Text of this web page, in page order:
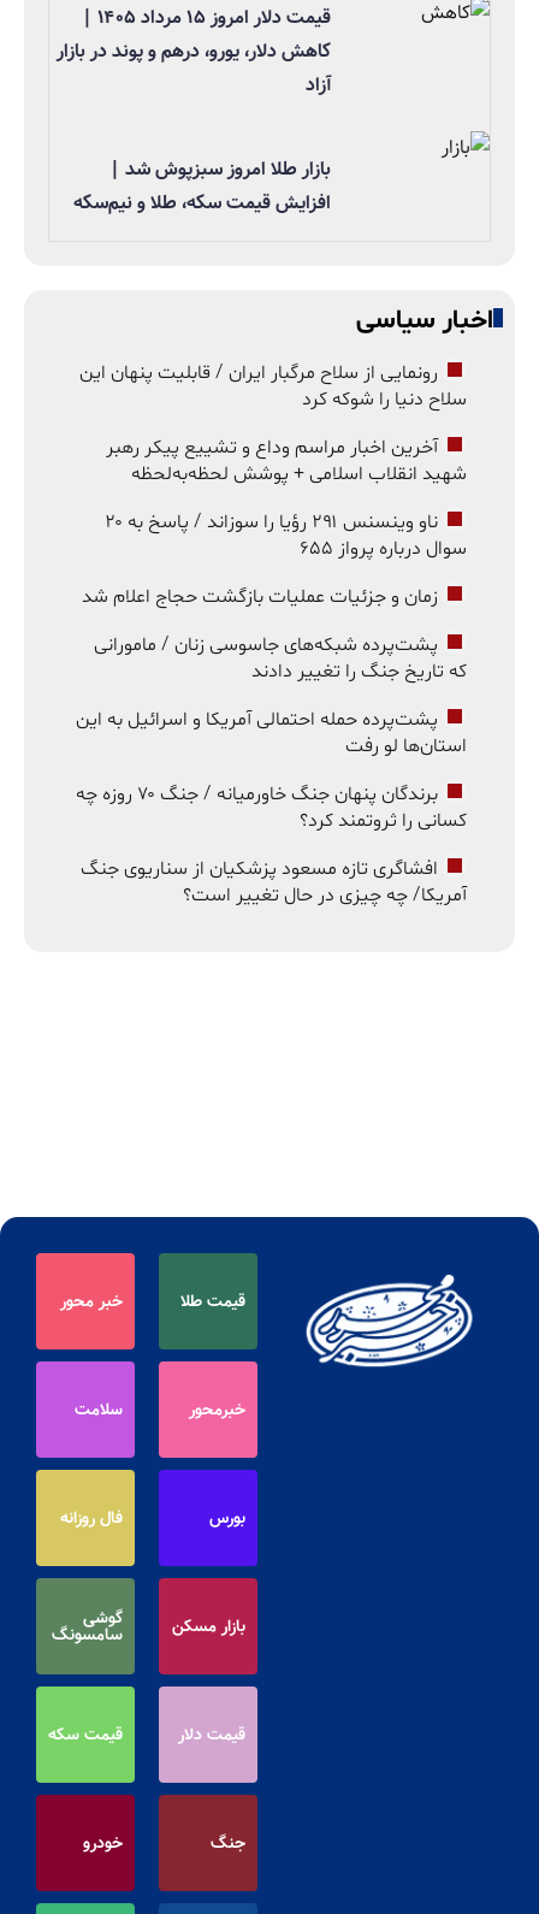
قیمت دلار امروز ۱۵ مرداد ۱۴۰۵ |
کاهش دلار، یورو، درهم و پوند در بازار
آزاد
بازار طلا امروز سبزپوش شد |
افزایش قیمت سکه، طلا و نیم‌سکه
اخبار سیاسی
رونمایی از سلاح مرگبار ایران / قابلیت پنهان این
سلاح دنیا را شوکه کرد
آخرین اخبار مراسم وداع و تشییع پیکر رهبر
شهید انقلاب اسلامی + پوشش لحظه‌به‌لحظه
ناو وینسنس ۲۹۱ رؤیا را سوزاند / پاسخ به ۲۰
سوال درباره پرواز ۶۵۵
زمان و جزئیات عملیات بازگشت حجاج اعلام شد
پشت‌پرده شبکه‌های جاسوسی زنان / مامورانی
که تاریخ جنگ را تغییر دادند
پشت‌پرده حمله احتمالی آمریکا و اسرائیل به این
استان‌ها لو رفت
برندگان پنهان جنگ خاورمیانه / جنگ ۷۰ روزه چه
کسانی را ثروتمند کرد؟
افشاگری تازه مسعود پزشکیان از سناریوی جنگ
آمریکا/ چه چیزی در حال تغییر است؟
قیمت طلا خبر محور
خبرمحور سلامت
بورس فال روزانه
بازار مسکن گوشی
سامسونگ
قیمت دلار قیمت سکه
جنگ خودرو